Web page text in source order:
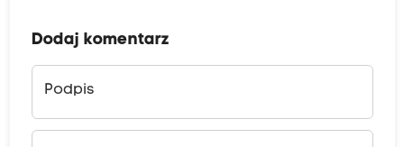
Dodaj komentarz
Podpis